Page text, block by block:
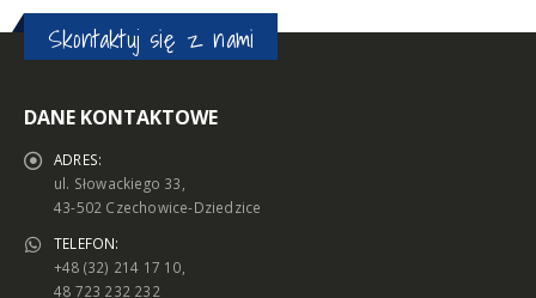
Skontaktuj się z nami
DANE KONTAKTOWE
ADRES:
ul. Słowackiego 33,
43-502 Czechowice-Dziedzice
TELEFON:
+48 (32) 214 17 10,
48 723 232 232